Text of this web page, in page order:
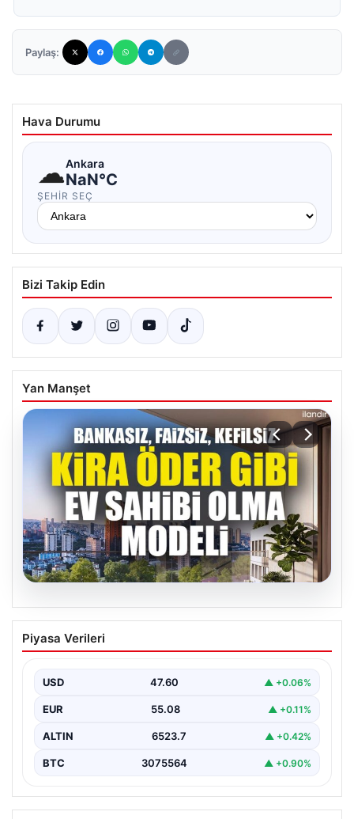
Paylaş:
Hava Durumu
☁Ankara
NaN°C
ŞEHIR SEÇ
Bizi Takip Edin
Yan Manşet
04.08.2026
DAP Yapı’dan bir ilk! Emlak Konut
güvencesi Dap vizyonuyla kendi
Piyasa Verileri
USD 47.60 ▲ +0.06%
EUR 55.08 ▲ +0.11%
ALTIN 6523.7 ▲ +0.42%
BTC 3075564 ▲ +0.90%